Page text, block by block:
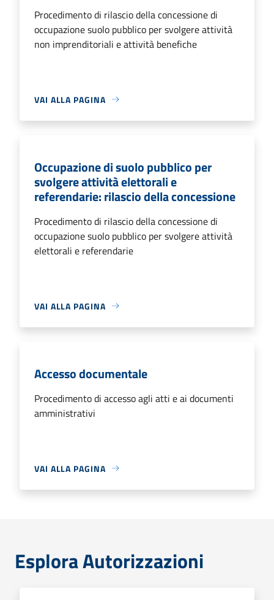
Procedimento di rilascio della concessione di
occupazione suolo pubblico per svolgere attività
non imprenditoriali e attività benefiche
VAI ALLA PAGINA
Occupazione di suolo pubblico per
svolgere attività elettorali e
referendarie: rilascio della concessione
Procedimento di rilascio della concessione di
occupazione suolo pubblico per svolgere attività
elettorali e referendarie
VAI ALLA PAGINA
Accesso documentale
Procedimento di accesso agli atti e ai documenti
amministrativi
VAI ALLA PAGINA
Esplora Autorizzazioni